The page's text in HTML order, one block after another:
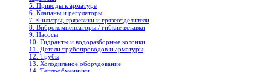
5. Приводы к арматуре
6. Клапаны и регуляторы
7. Фильтры, грязевики и грязеотделители
8. Виброкомпенсаторы / гибкие вставки
9. Насосы
10. Гидранты и водоразборные колонки
11. Детали трубопроводов и арматуры
12. Трубы
13. Холодильное oборудование